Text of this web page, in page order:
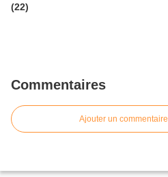
(22)
Commentaires
Ajouter un commentaire